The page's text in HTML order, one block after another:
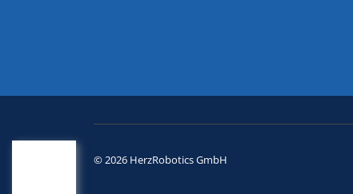
© 2026 HerzRobotics GmbH